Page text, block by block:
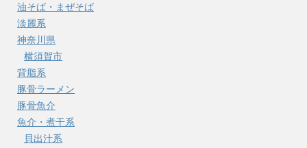
油そば・まぜそば
淡麗系
神奈川県
横須賀市
背脂系
豚骨ラーメン
豚骨魚介
魚介・煮干系
貝出汁系